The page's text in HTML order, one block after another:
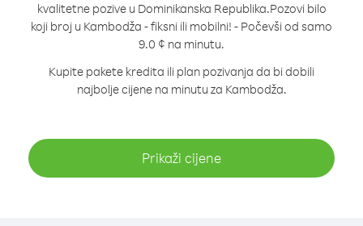
kvalitetne pozive u Dominikanska Republika.Pozovi bilo
koji broj u Kambodža - fiksni ili mobilni! - Počevši od samo
9.0 ¢ na minutu.
Kupite pakete kredita ili plan pozivanja da bi dobili
najbolje cijene na minutu za Kambodža.
Prikaži cijene